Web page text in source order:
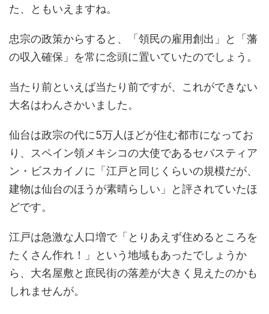
た、ともいえますね。
忠宗の政策からすると、「領民の雇用創出」と「藩
の収入確保」を常に念頭に置いていたのでしょう。
当たり前といえば当たり前ですが、これができない
大名はわんさかいました。
仙台は政宗の代に5万人ほどが住む都市になってお
り、スペイン領メキシコの大使であるセバスティア
ン・ビスカイノに「江戸と同じくらいの規模だが、
建物は仙台のほうが素晴らしい」と評されていたほ
どです。
江戸は急激な人口増で「とりあえず住めるところを
たくさん作れ！」という地域もあったでしょうか
ら、大名屋敷と庶民街の落差が大きく見えたのかも
しれませんが。